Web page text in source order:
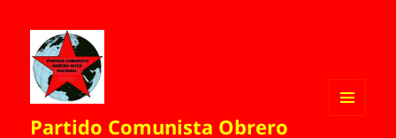
Partido Comunista Obrero